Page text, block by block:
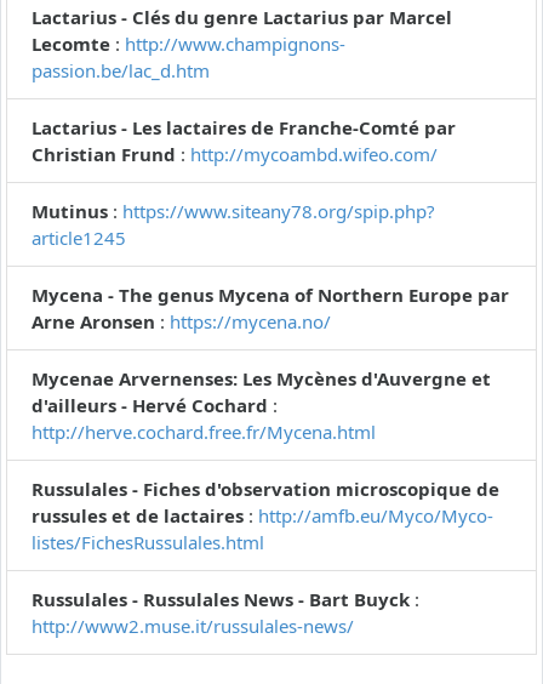
Lactarius - Clés du genre Lactarius par Marcel
Lecomte : http://www.champignons-
passion.be/lac_d.htm
Lactarius - Les lactaires de Franche-Comté par
Christian Frund : http://mycoambd.wifeo.com/
Mutinus : https://www.siteany78.org/spip.php?
article1245
Mycena - The genus Mycena of Northern Europe par
Arne Aronsen : https://mycena.no/
Mycenae Arvernenses: Les Mycènes d'Auvergne et
d'ailleurs - Hervé Cochard :
http://herve.cochard.free.fr/Mycena.html
Russulales - Fiches d'observation microscopique de
russules et de lactaires : http://amfb.eu/Myco/Myco-
listes/FichesRussulales.html
Russulales - Russulales News - Bart Buyck :
http://www2.muse.it/russulales-news/